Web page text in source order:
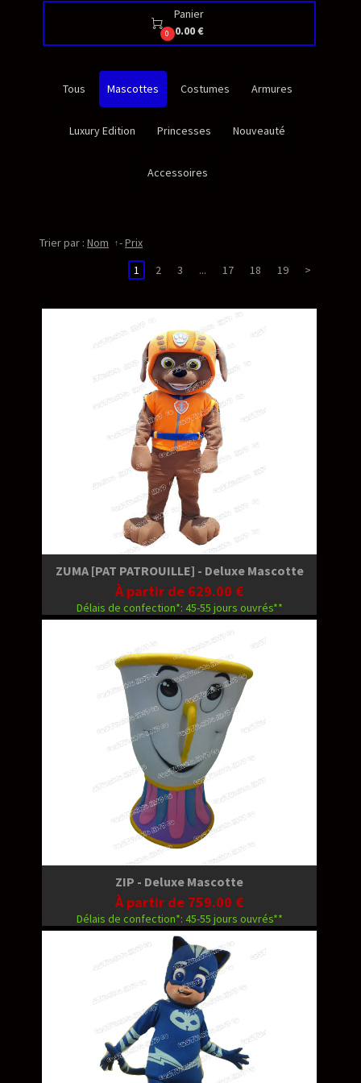

0
Panier
0.00 €
Tous Mascottes Costumes Armures
Luxury Edition Princesses Nouveauté
Accessoires
Trier par : Nom -Prix
1
2 3 ... 17 18 19 >
ZUMA [PAT PATROUILLE] - Deluxe Mascotte
À partir de 629.00 €
Délais de confection*: 45-55 jours ouvrés**
ZIP - Deluxe Mascotte
À partir de 759.00 €
Délais de confection*: 45-55 jours ouvrés**